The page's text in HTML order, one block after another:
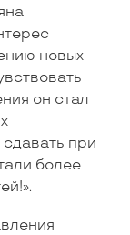
новых
он стал
при
более